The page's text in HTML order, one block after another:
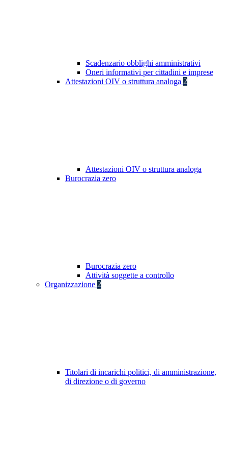
Scadenzario obblighi amministrativi
Oneri informativi per cittadini e imprese
Attestazioni OIV o struttura analoga 2
Attestazioni OIV o struttura analoga
Burocrazia zero
Burocrazia zero
Attività soggette a controllo
Organizzazione 2
Titolari di incarichi politici, di amministrazione,
di direzione o di governo